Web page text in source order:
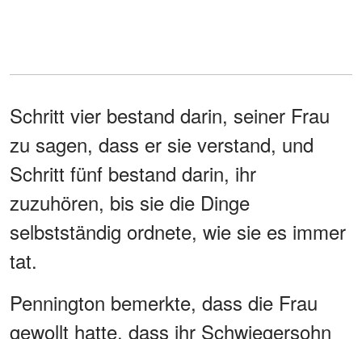
Schritt vier bestand darin, seiner Frau
zu sagen, dass er sie verstand, und
Schritt fünf bestand darin, ihr
zuzuhören, bis sie die Dinge
selbstständig ordnete, wie sie es immer
tat.
Pennington bemerkte, dass die Frau
gewollt hatte, dass ihr Schwiegersohn